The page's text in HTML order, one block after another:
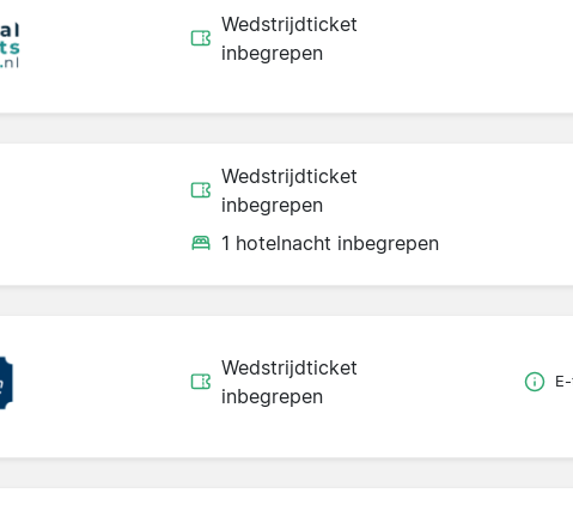
Wedstrijdticket
inbegrepen
Wedstrijdticket
inbegrepen
1 hotelnacht inbegrepen
Wedstrijdticket
inbegrepen